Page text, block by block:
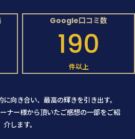
Google口コミ数
190
件以上
向き合い、最高の輝きを引き出す。
ナー様から頂いたご感想の一部をご紹
介します。